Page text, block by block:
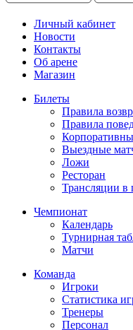
Личный кабинет
Новости
Контакты
Об арене
Магазин
Билеты
Правила
Правила
Выездные
Ложи
Ресторан
Трансляции в
Чемпионат
Календарь
Турнирная
Матчи
Команда
Игроки
Статистика
Тренеры
Персонал